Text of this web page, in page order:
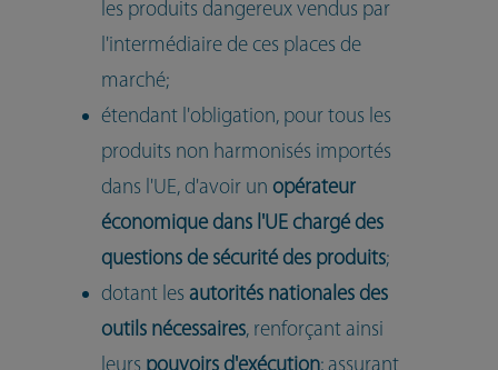
les produits dangereux vendus par
l'intermédiaire de ces places de
marché;
étendant l'obligation, pour tous les
produits non harmonisés importés
dans l'UE, d'avoir un opérateur
économique dans l'UE chargé des
questions de sécurité des produits;
dotant les autorités nationales des
outils nécessaires, renforçant ainsi
leurs pouvoirs d'exécution; assurant